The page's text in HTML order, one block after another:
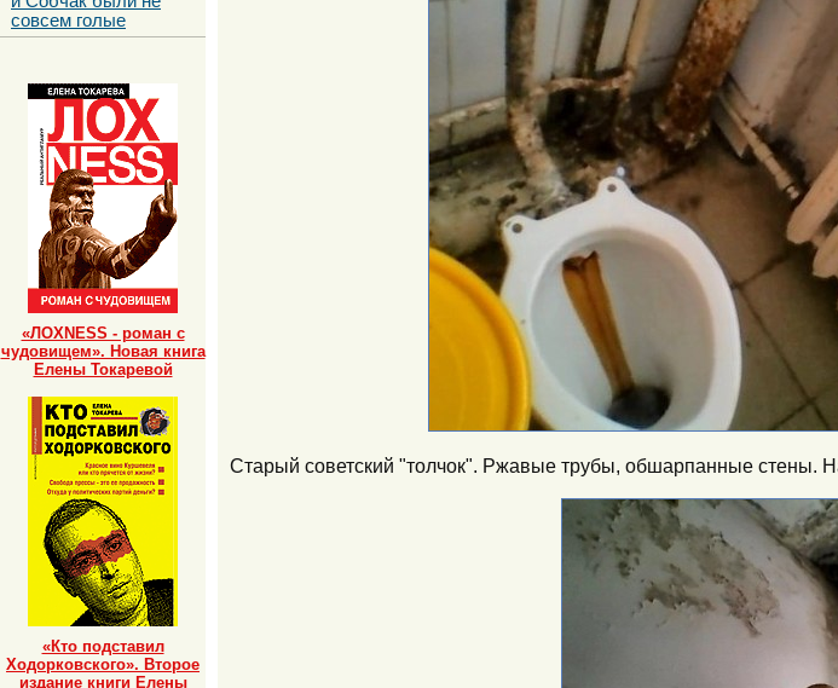
Старый советский "толчок". Ржавые трубы, обшарпанные стены.
совсем голые
«ЛОХNESS - роман с
чудовищем». Новая книга
Елены Токаревой
«Кто подставил
Ходорковского». Второе
издание книги Елены